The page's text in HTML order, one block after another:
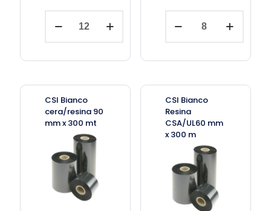
a
t
t
à
e
o
C
e
r
al
e
o
C
e
r
a
CSI Bianco
cera/resina 90
mm x 300 mt
CSI Bianco
Resina
CSA/UL60 mm
x 300 m